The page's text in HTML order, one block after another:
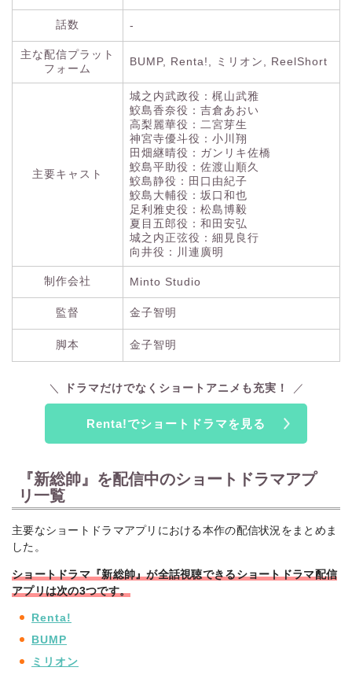
話数 -
主な配信プラット
フォーム
BUMP, Renta!, ミリオン, ReelShort
主要キャスト
城之内武政役：梶山武雅
鮫島香奈役：吉倉あおい
高梨麗華役：二宮芽生
神宮寺優斗役：小川翔
田畑継晴役：ガンリキ佐橋
鮫島平助役：佐渡山順久
鮫島静役：田口由紀子
鮫島大輔役：坂口和也
足利雅史役：松島博毅
夏目五郎役：和田安弘
城之内正弦役：細見良行
向井役：川連廣明
制作会社 Minto Studio
監督 金子智明
脚本 金子智明
ドラマだけでなくショートアニメも充実！
Renta!でショートドラマを見る
『新総帥』を配信中のショートドラマアプ
リ一覧
主要なショートドラマアプリにおける本作の配信状況をまとめま
した。
ショートドラマ『新総帥』が全話視聴できるショートドラマ配信
アプリは次の3つです。
Renta!
BUMP
ミリオン